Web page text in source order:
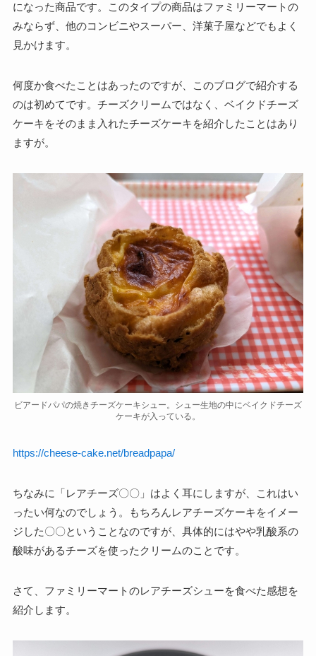
になった商品です。このタイプの商品はファミリーマートの
みならず、他のコンビニやスーパー、洋菓子屋などでもよく
見かけます。
何度か食べたことはあったのですが、このブログで紹介する
のは初めてです。チーズクリームではなく、ベイクドチーズ
ケーキをそのまま入れたチーズケーキを紹介したことはあり
ますが。
ビアードパパの焼きチーズケーキシュー。シュー生地の中にベイクドチーズ
ケーキが入っている。
https://cheese-cake.net/breadpapa/
ちなみに「レアチーズ〇〇」はよく耳にしますが、これはい
ったい何なのでしょう。もちろんレアチーズケーキをイメー
ジした〇〇ということなのですが、具体的にはやや乳酸系の
酸味があるチーズを使ったクリームのことです。
さて、ファミリーマートのレアチーズシューを食べた感想を
紹介します。